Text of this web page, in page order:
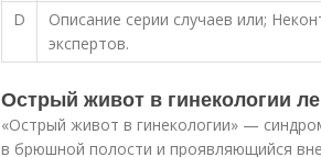
D
Описание серии случаев или;
экспертов.
Острый живот в гинекологии
«Острый живот в гинекологии» —
в брюшной полости и проявляющийся